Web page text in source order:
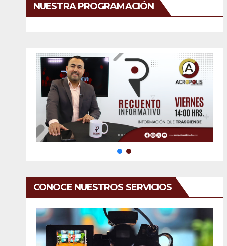
NUESTRA PROGRAMACIÓN
CONOCE NUESTROS SERVICIOS